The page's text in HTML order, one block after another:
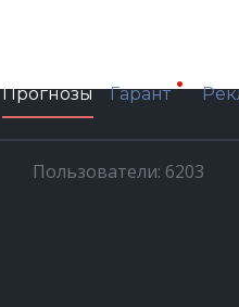
Прогнозы Гарант
Пользователи: 6203